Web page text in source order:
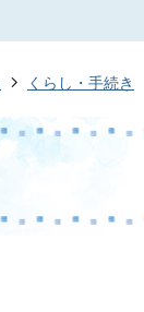
くらし・手続き